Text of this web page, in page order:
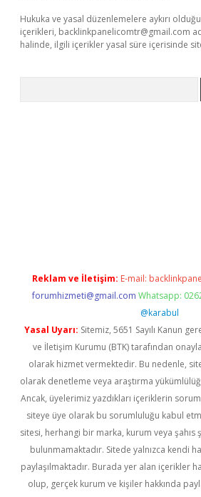
Hukuka ve yasal düzenlemelere aykırı
içerikleri, backlinkpanelicomtr@gmail.com
halinde, ilgili içerikler yasal süre içerisinde
Reklam ve İletişim: E-mail:
forumhizmeti@gmail.com Whatsapp:
@karabul
Yasal Uyarı: Sitemiz, 5651 Sayılı Kanun
ve İletişim Kurumu (BTK) tarafından
olarak hizmet vermektedir. Bu nedenle,
olarak denetleme veya araştırma
Ancak, üyelerimiz yazdıkları içeriklerin
siteye üye olarak bu sorumluluğu kabul
sitesi, herhangi bir marka, kurum veya şahıs
bulunmamaktadır. Sitede yalnızca kendi
paylaşılmaktadır. Burada yer alan içerikler
olup, gerçek kurum ve kişiler hakkında